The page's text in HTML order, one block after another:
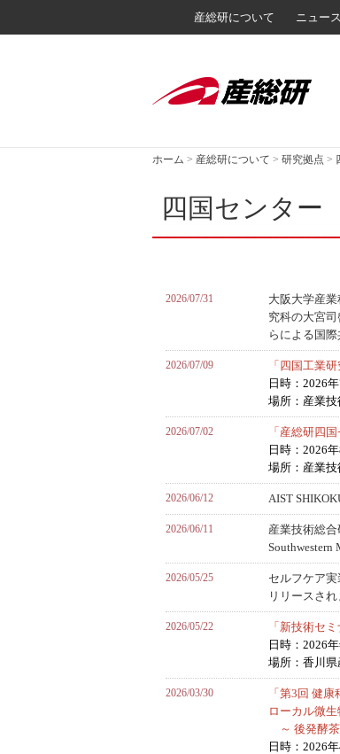
産総研について ニュース
ホーム > 産総研について > 研究拠点 >
四国センタ
2026/07/31
大阪大学産
究科の大宮
らによる国
2026/07/09
「四国工業
日時：2026
場所：産業技
2026/07/02
「産総研四
日時：2026
場所：産業
2026/06/12 AIST
2026/06/11
産業技術総
2026/05/25
セルフケア
リリースされ
2026/05/22
「新技術セ
日時：2026
場所：香川
2026/03/30
「第3回 健康
ローカル微
～ 後発酵
日時：2026